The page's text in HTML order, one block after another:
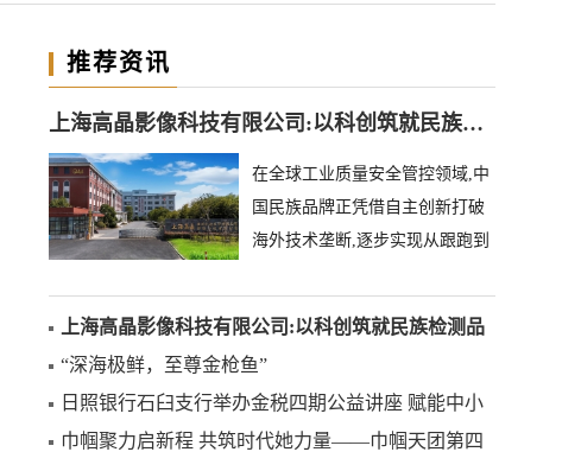
推荐资讯
上海高晶影像科技有限公司:以科创筑就民族检测品牌
在全球工业质量安全管控领域,中
国民族品牌正凭借自主创新打破
海外技术垄断,逐步实现从跟跑到
上海高晶影像科技有限公司:以科创筑就民族检测品
牌
“深海极鲜，至尊金枪鱼”
日照银行石臼支行举办金税四期公益讲座 赋能中小
微企业合规发展
巾帼聚力启新程 共筑时代她力量——巾帼天团第四